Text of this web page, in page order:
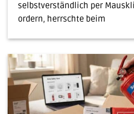
selbstverständlich per
ordern, herrschte beim